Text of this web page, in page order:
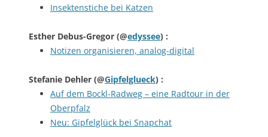
Insektenstiche bei Katzen
Esther Debus-Gregor (@edyssee) :
Notizen organisieren, analog-digital
Stefanie Dehler (@Gipfelglueck) :
Auf dem Bockl-Radweg – eine Radtour in der
Oberpfalz
Neu: Gipfelglück bei Snapchat